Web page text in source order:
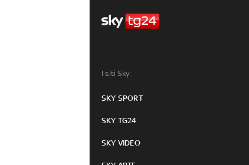
I siti Sky:
SKY SPORT
SKY TG24
SKY VIDEO